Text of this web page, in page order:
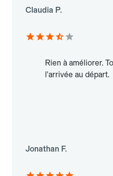
Claudia P.
Rien à améliorer.
l'arrivée au départ.
Jonathan F.